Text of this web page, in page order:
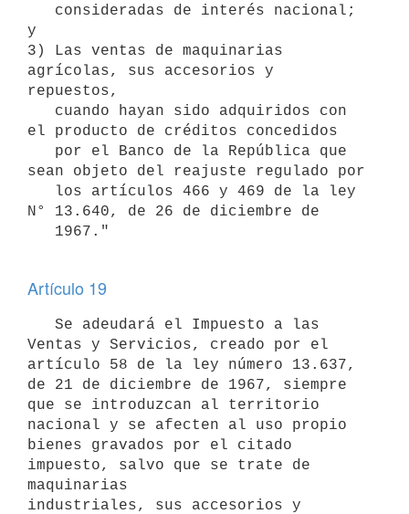
y
3) Las ventas de maquinarias
agrícolas, sus accesorios y
repuestos,
el producto de créditos concedidos
sean objeto del reajuste regulado por
N° 13.640, de 26 de diciembre de
Artículo 19
Ventas y Servicios, creado por el
artículo 58 de la ley número 13.637,
de 21 de diciembre de 1967, siempre
que se introduzcan al territorio
nacional y se afecten al uso propio
bienes gravados por el citado
impuesto, salvo que se trate de
maquinarias
industriales, sus accesorios y